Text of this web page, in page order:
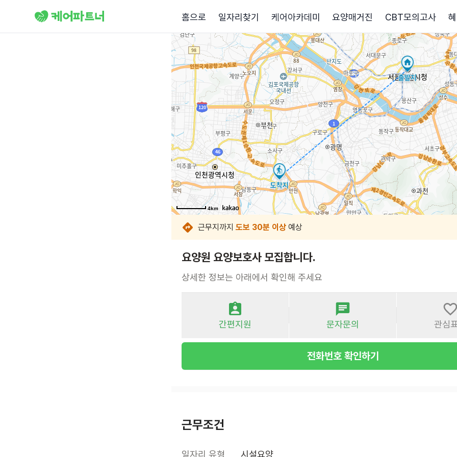
홈으로 일자리찾기 케어아카데미 요양매거진 CBT모의고사
4km
4km
4km
4km
4km
4km
4km
4km
근무지까지 도보 30분 이상 예상
요양원 요양보호사 모집합니다.
상세한 정보는 아래에서 확인해 주세요
간편지원 문자문의 관심
전화번호 확인하기
근무조건
일자리 유형 시설요양